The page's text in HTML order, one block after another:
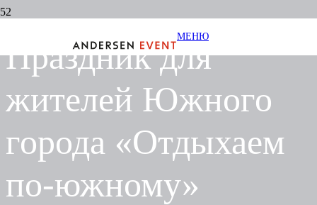
МЕНЮ
Праздник для
жителей Южного
города «Отдыхаем
по-южному»